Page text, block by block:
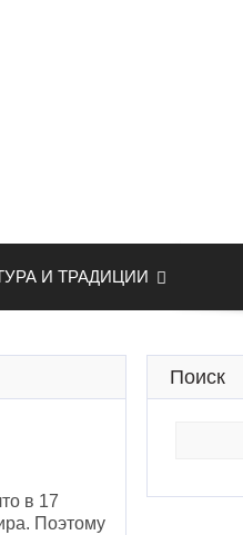
И ТРАДИЦИИ
в 17
Поэтому
Поиск